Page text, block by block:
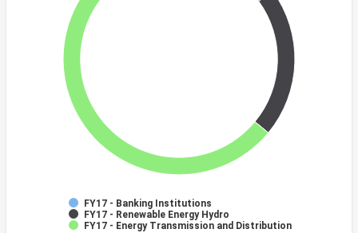
FY17 - Banking Institutions
FY17 - Renewable Energy Hydro
FY17 - Energy Transmission and Distribution